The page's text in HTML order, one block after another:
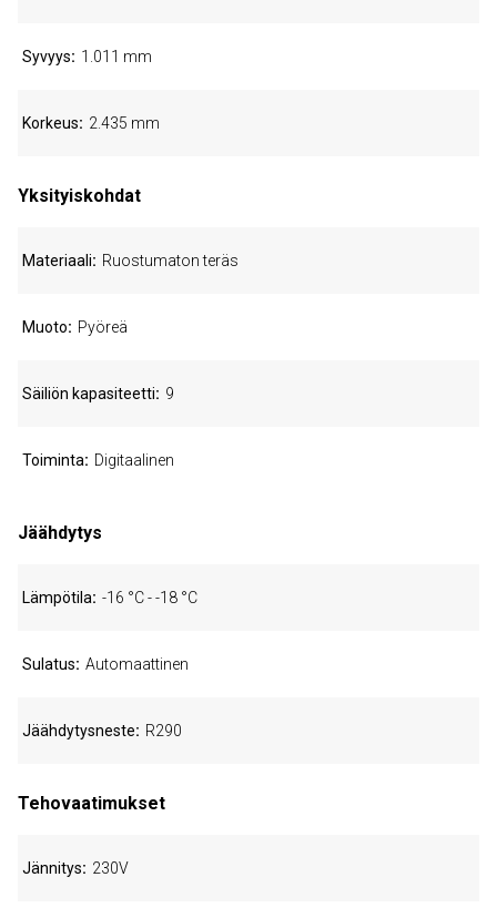
Syvyys 1.011 mm
Korkeus 2.435 mm
Yksityiskohdat
Materiaali Ruostumaton teräs
Muoto Pyöreä
Säiliön kapasiteetti 9
Toiminta Digitaalinen
Jäähdytys
Lämpötila -16 °C - -18 °C
Sulatus Automaattinen
Jäähdytysneste R290
Tehovaatimukset
Jännitys 230V